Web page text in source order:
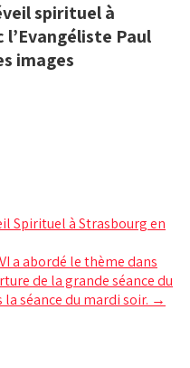
spirituel à
l’Evangéliste Paul
images
Spirituel à Strasbourg en
a abordé le thème dans
de la grande séance du
la séance du mardi soir. →